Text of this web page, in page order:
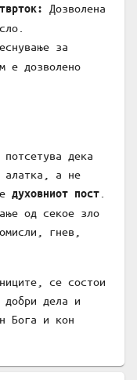
Дозволена
за
е дозволено
дека
алатка, а не
духовниот пост
од секое зло
гнев,
се состои
добри дела и
Бога и кон